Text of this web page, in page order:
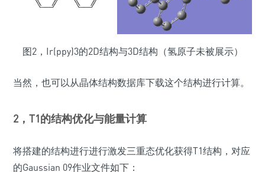
图2，Ir(ppy)3的2D结构与3D结构（氢原子未被展示）
当然，也可以从晶体结构数据库下载这个结构进行计算。
2，T1的结构优化与能量计算
将搭建的结构进行进行激发三重态优化获得T1结构，对应
的Gaussian 09作业文件如下：